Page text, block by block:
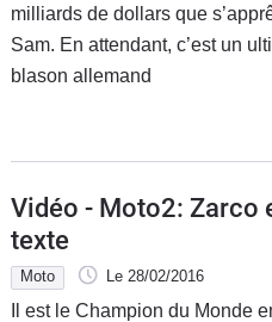
milliards de dollars que
Sam. En attendant, c’est un
blason allemand
Vidéo - Moto2: Zarco
texte
Moto Le 28/02/2016
Il est le Champion du Monde